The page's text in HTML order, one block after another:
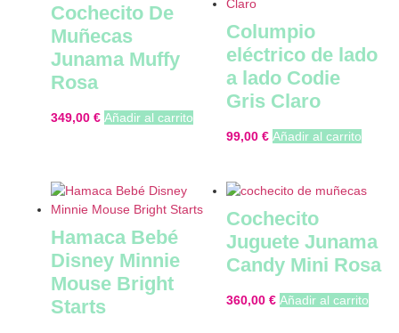
Cochecito De
Muñecas
Junama Muffy
Rosa
349,00 € Añadir al carrito
Columpio
eléctrico de lado
a lado Codie
Gris Claro
99,00 € Añadir al carrito
Hamaca Bebé
Disney Minnie
Mouse Bright
Starts
Cochecito
Juguete Junama
Candy Mini Rosa
360,00 € Añadir al carrito